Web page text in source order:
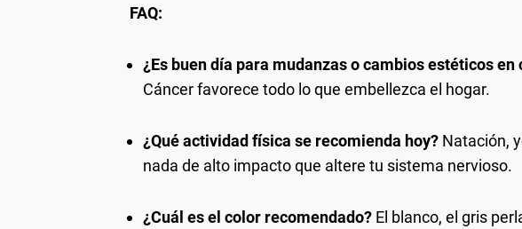
FAQ:
¿Es buen día para mudanzas o cambios estéticos en
Cáncer favorece todo lo que embellezca el hogar.
¿Qué actividad física se recomienda hoy? Natación,
nada de alto impacto que altere tu sistema nervioso.
¿Cuál es el color recomendado? El blanco, el gris